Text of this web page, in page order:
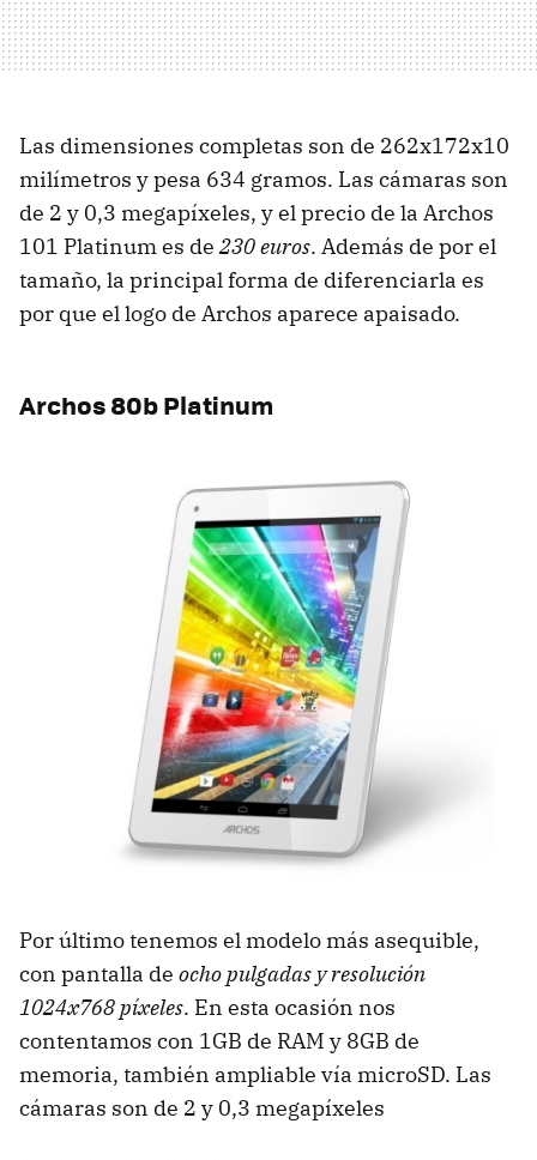
Las dimensiones completas son de 262x172x10
milímetros y pesa 634 gramos. Las cámaras son
de 2 y 0,3 megapíxeles, y el precio de la Archos
101 Platinum es de230 euros. Además de por el
tamaño, la principal forma de diferenciarla es
por que el logo de Archos aparece apaisado.
Archos 80b Platinum
Por último tenemos el modelo más asequible,
con pantalla de ocho pulgadas y resolución
1024x768 píxeles. En esta ocasión nos
contentamos con 1GB de RAM y 8GB de
memoria, también ampliable vía microSD. Las
cámaras son de 2 y 0,3 megapíxeles